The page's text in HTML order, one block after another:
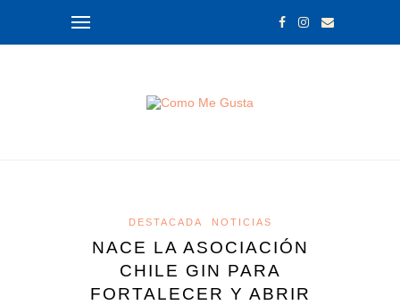
DESTACADA NOTICIAS
NACE LA ASOCIACIÓN
CHILE GIN PARA
FORTALECER Y ABRIR